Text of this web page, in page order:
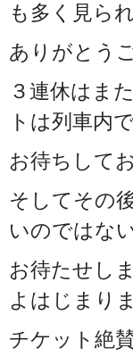
も多く見ら
ありがとう
３連休はま
トは列車内
お待ちして
そしてその
いのではな
お待たせし
よはじまり
チケット絶